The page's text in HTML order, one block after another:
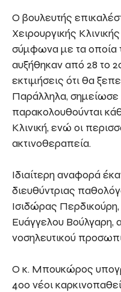
Ο βουλευτής
Χειρουργικής
σύμφωνα με τα οποία
αυξήθηκαν από 28 το
εκτιμήσεις ότι θα
Παράλληλα, σημείωσε
παρακολουθούνται
Κλινική, ενώ οι
ακτινοθεραπεία.
Ιδιαίτερη αναφορά
διευθύντριας
Ισιδώρας
Ευάγγελου Βούλγαρη,
νοσηλευτικού
Ο κ. Μπουκώρος
400 νέοι